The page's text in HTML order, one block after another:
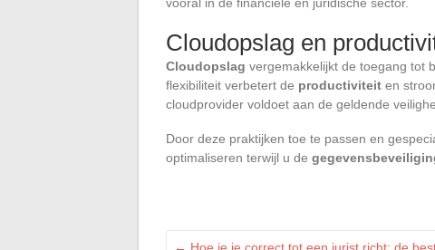
Cloudopslag en
Cloudopslag vergemakkelijkt de toegang tot
flexibiliteit verbetert de productiviteit en
cloudprovider voldoet aan de geldende
Door deze praktijken toe te passen en
optimaliseren terwijl u de